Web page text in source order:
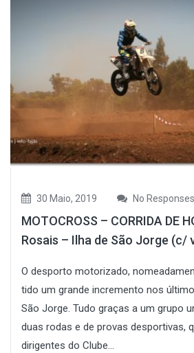
30 Maio, 2019 No Responses
MOTOCROSS – CORRIDA DE
Rosais – Ilha de São Jorge (c/
O desporto motorizado,
tido um grande incremento nos
São Jorge. Tudo graças a um grupo
duas rodas e de provas desportivas,
dirigentes do Clube...